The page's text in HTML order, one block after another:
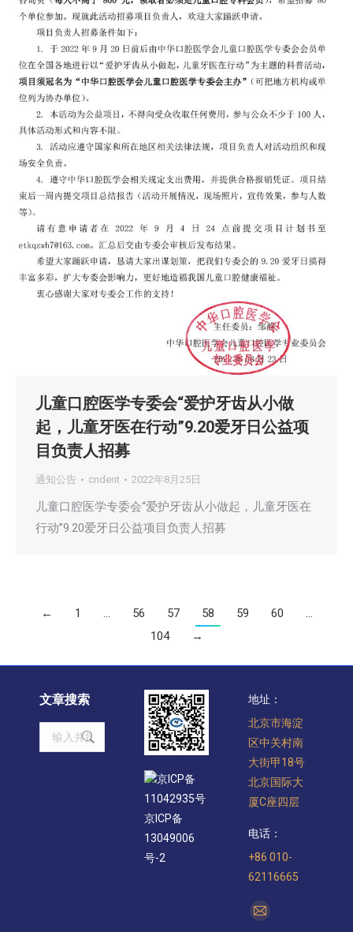
儿童口腔医学专委会“爱护牙齿从小做
起，儿童牙医在行动”9.20爱牙日公益项
目负责人招募
通知公告 cndent 2022年8月25日
儿童口腔医学专委会“爱护牙齿从小做起，儿童牙医在
行动”9.20爱牙日公益项目负责人招募
← 1 … 56 57 58 59 60
…
104
→
文章搜索
Search:
京ICP备
11042935号
京ICP备
13049006
号-2
地址：
北京市海淀
区中关村南
大街甲18号
北京国际大
厦C座四层
电话：
+86 010-
62116665
找到我们：
Mail